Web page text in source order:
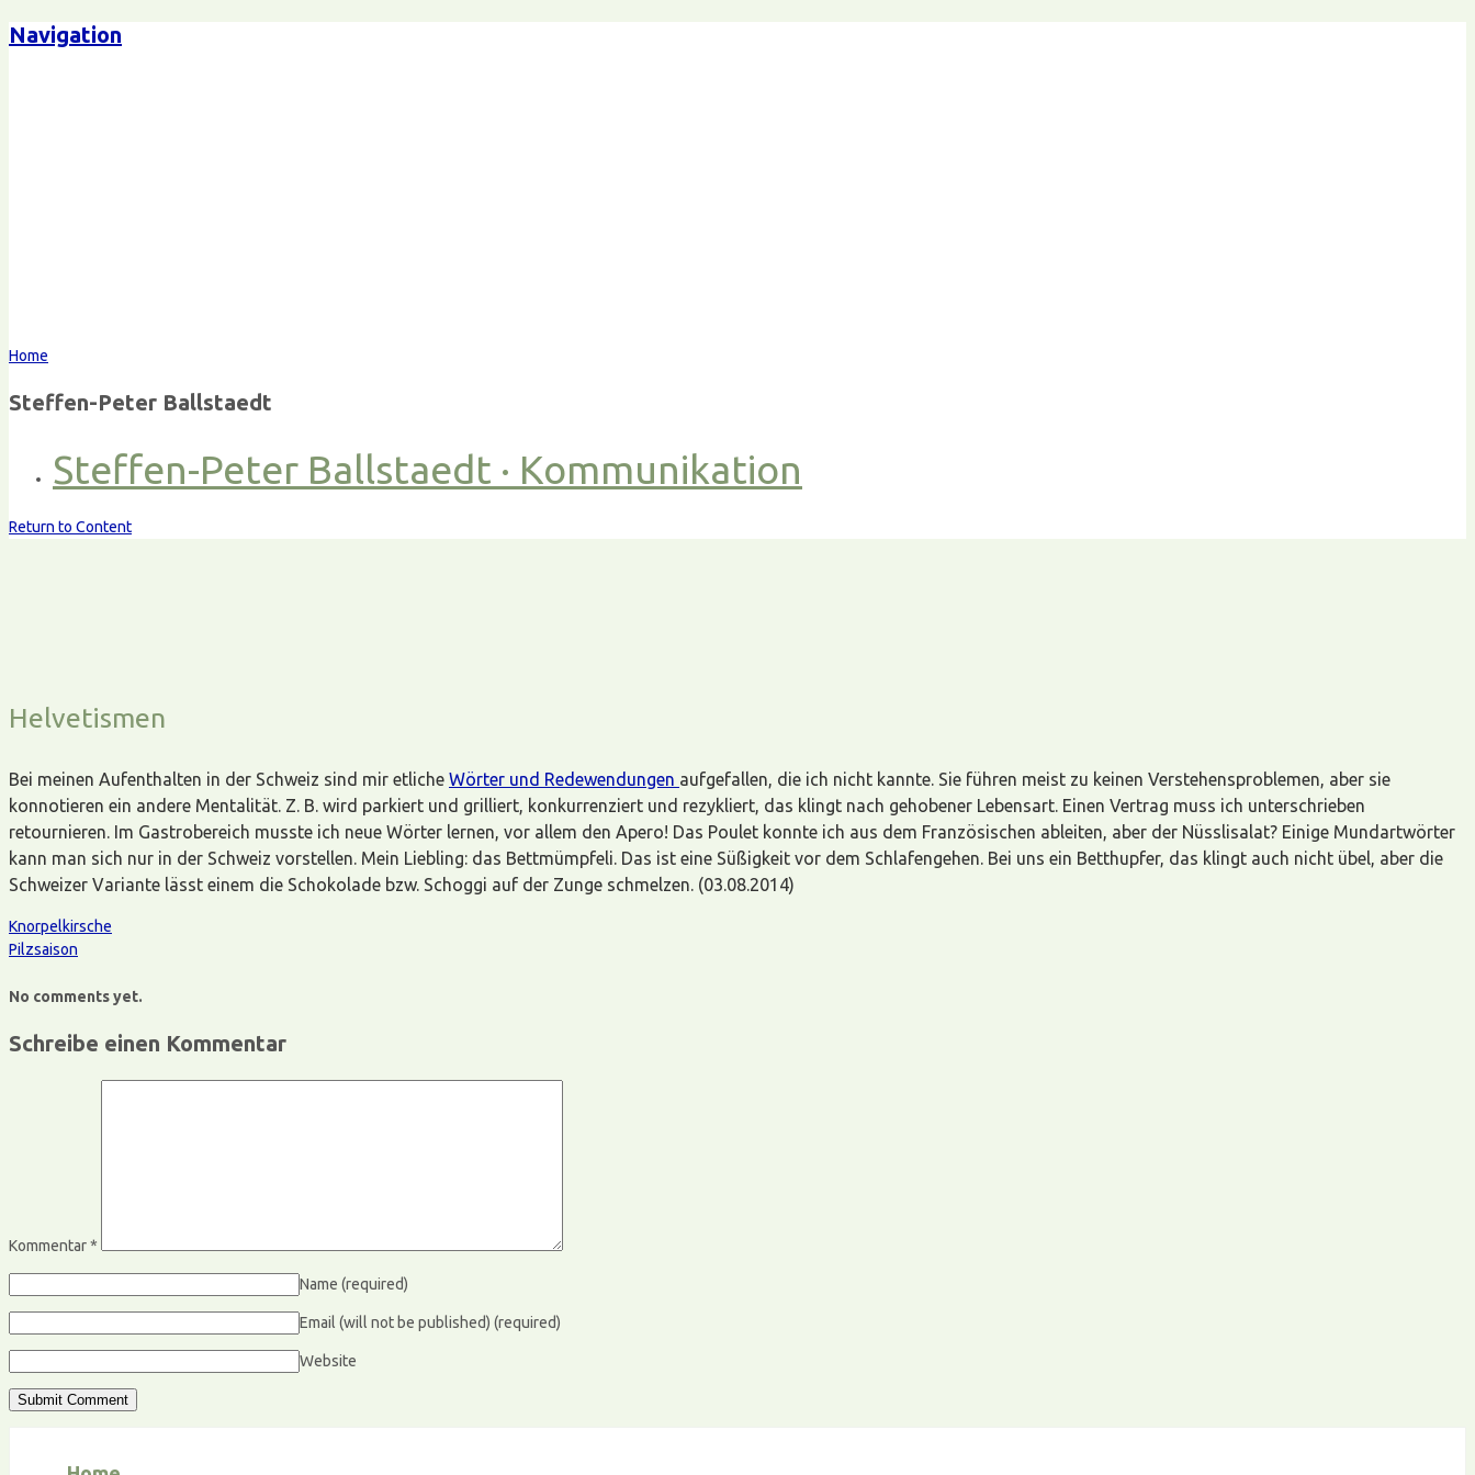
Navigation
Home
Steffen-Peter Ballstaedt
Steffen-Peter Ballstaedt · Kommunikation
Return to Content
Helvetismen
Bei meinen Aufenthalten in der Schweiz sind mir etliche Wörter und Redewendungen aufgefallen, die ich nicht kannte. Sie führen meist zu keinen Verstehensproblemen, aber sie
konnotieren ein andere Mentalität. Z. B. wird parkiert und grilliert, konkurrenziert und rezykliert, das klingt nach gehobener Lebensart. Einen Vertrag muss ich unterschrieben
retournieren. Im Gastrobereich musste ich neue Wörter lernen, vor allem den Apero! Das Poulet konnte ich aus dem Französischen ableiten, aber der Nüsslisalat? Einige Mundartwörter
kann man sich nur in der Schweiz vorstellen. Mein Liebling: das Bettmümpfeli. Das ist eine Süßigkeit vor dem Schlafengehen. Bei uns ein Betthupfer, das klingt auch nicht übel, aber die
Schweizer Variante lässt einem die Schokolade bzw. Schoggi auf der Zunge schmelzen. (03.08.2014)
Knorpelkirsche
Pilzsaison
No comments yet.
Schreibe einen Kommentar
Kommentar*
Name (required)
Email (will not be published) (required)
Website